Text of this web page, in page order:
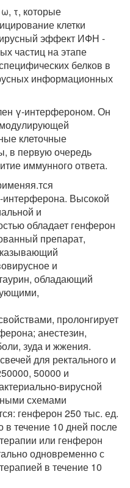
τ, которые
клетки
эффект ИФН -
частиц на этапе
белков в
информационных
γ-интерфероном. Он
клеточные
в первую очередь
иммунного ответа.
Высокой
и
обладает генферон
препарат,
и
обладающий
пролонгирует
анестезин,
зуда и жжения.
для ректального и
50000 и
вирусной
схемами
генферон 250 тыс. ед.
в течение 10 дней после
или генферон
одновременно с
в течение 10